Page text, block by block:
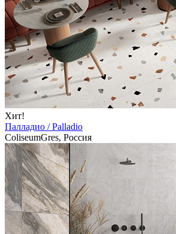
Хит!
Палладио / Palladio
ColiseumGres, Россия